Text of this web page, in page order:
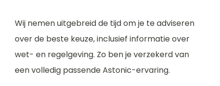
Wij nemen uitgebreid de tijd om je te adviseren
over de beste keuze, inclusief informatie over
wet- en regelgeving. Zo ben je verzekerd van
een volledig passende Astonic-ervaring.